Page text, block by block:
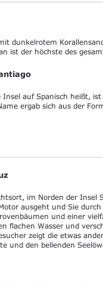
dunkelrotem
ist der höchste des
auf Spanisch heißt,
ergab sich aus der
im Norden der Insel
ausgeht und Sie
und einer
flachen Wasser und
zeigt die etwas
und den bellenden